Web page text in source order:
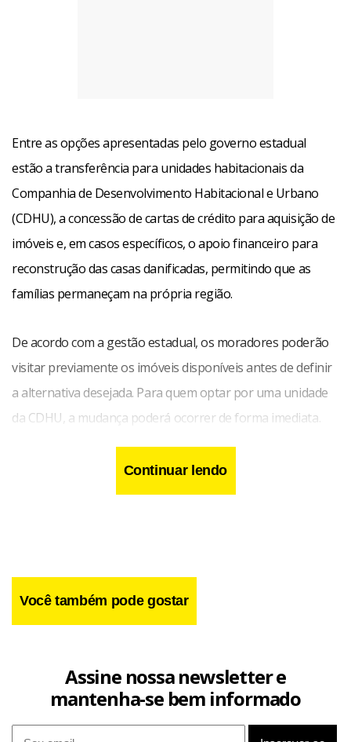
Entre as opções apresentadas pelo governo estadual
estão a transferência para unidades habitacionais da
Companhia de Desenvolvimento Habitacional e Urbano
(CDHU), a concessão de cartas de crédito para aquisição de
imóveis e, em casos específicos, o apoio financeiro para
reconstrução das casas danificadas, permitindo que as
famílias permaneçam na própria região.
De acordo com a gestão estadual, os moradores poderão
visitar previamente os imóveis disponíveis antes de definir
a alternativa desejada. Para quem optar por uma unidade
da CDHU, a mudança poderá ocorrer de forma imediata.
Continuar lendo
Você também pode gostar
Assine nossa newsletter e
mantenha-se bem informado